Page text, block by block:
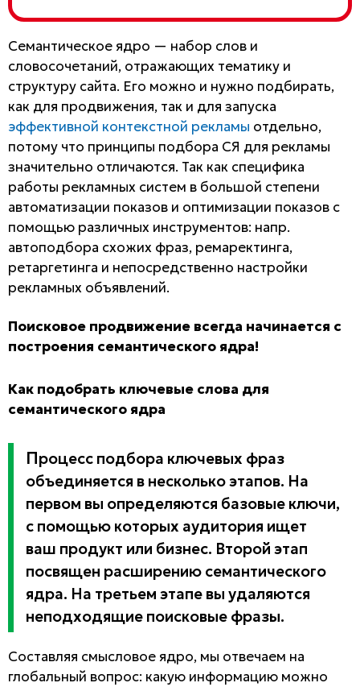
Семантическое ядро — набор слов и
словосочетаний, отражающих тематику и
структуру сайта. Его можно и нужно подбирать,
как для продвижения, так и для запуска
эффективной контекстной рекламы отдельно,
потому что принципы подбора СЯ для рекламы
значительно отличаются. Так как специфика
работы рекламных систем в большой степени
автоматизации показов и оптимизации показов с
помощью различных инструментов: напр.
автоподбора схожих фраз, ремаректинга,
ретаргетинга и непосредственно настройки
рекламных объявлений.
Поисковое продвижение всегда начинается с
построения семантического ядра!
Как подобрать ключевые слова для
семантического ядра
Процесс подбора ключевых фраз
объединяется в несколько этапов. На
первом вы определяются базовые ключи,
с помощью которых аудитория ищет
ваш продукт или бизнес. Второй этап
посвящен расширению семантического
ядра. На третьем этапе вы удаляются
неподходящие поисковые фразы.
Составляя смысловое ядро, мы отвечаем на
глобальный вопрос: какую информацию можно